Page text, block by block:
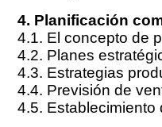
4. Planificación
4.1. El concepto de
4.2. Planes
4.3. Estrategias
4.4. Previsión de
4.5. Establecimiento